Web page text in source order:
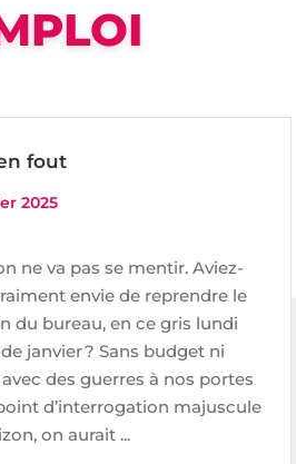
fout
2025
ne va pas se mentir. Aviez-
envie de reprendre le
du bureau, en ce gris lundi
janvier ? Sans budget ni
des guerres à nos portes
d’interrogation majuscule
on aurait ...